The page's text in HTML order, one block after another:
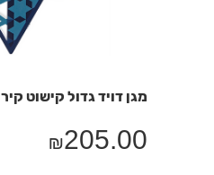
מגן דויד גדול קישוט קיר
₪205.00